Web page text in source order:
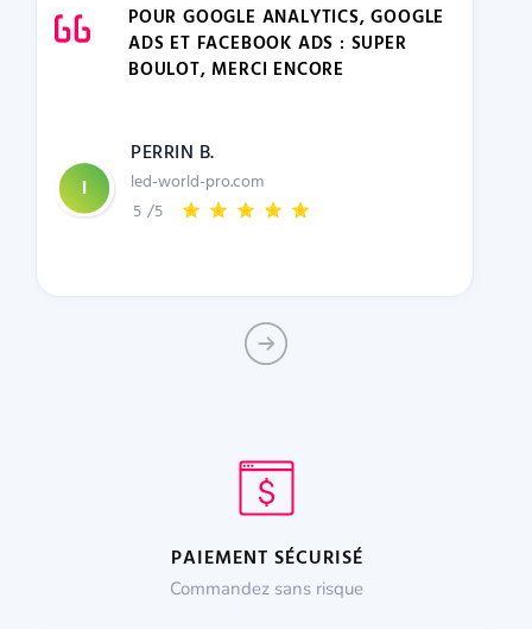
POUR GOOGLE ANALYTICS, GOOGLE
ADS ET FACEBOOK ADS : SUPER
BOULOT, MERCI ENCORE
PERRIN B.
led-world-pro.com
5 /5
PAIEMENT SÉCURISÉ
Commandez sans risque